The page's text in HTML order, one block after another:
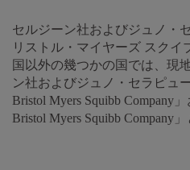
セルジーン社およびジュノ・
リストル・マイヤーズ スクイ
国以外の幾つかの国では、現
ン社およびジュノ・セラピュ
Bristol Myers Squibb Company
Bristol Myers Squibb Company